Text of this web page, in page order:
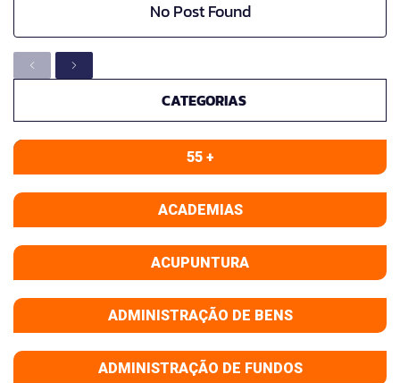
No Post Found
CATEGORIAS
55 +
ACADEMIAS
ACUPUNTURA
ADMINISTRAÇÃO DE BENS
ADMINISTRAÇÃO DE FUNDOS